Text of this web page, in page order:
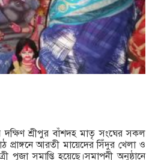
শ্রীপুর বাঁশদহ মাতৃ সংঘের সকল
আরতী মায়েদের সিঁদুর খেলা ও
পূজা সমাপ্তি হয়েছে।সমাপনী অনুষ্ঠানে